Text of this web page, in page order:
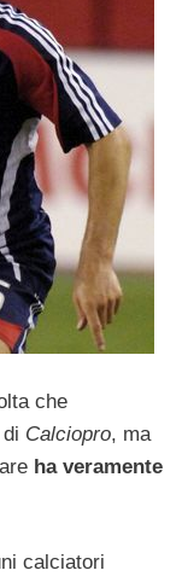
che
Calciopro, ma
ha veramente
calciatori